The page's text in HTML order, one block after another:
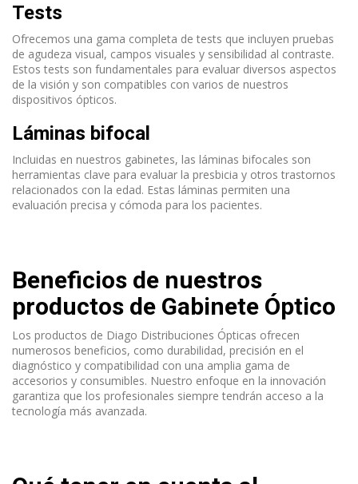
Tests
Ofrecemos una gama completa de tests que incluyen pruebas
de agudeza visual, campos visuales y sensibilidad al contraste.
Estos tests son fundamentales para evaluar diversos aspectos
de la visión y son compatibles con varios de nuestros
dispositivos ópticos.
Láminas bifocal
Incluidas en nuestros gabinetes, las láminas bifocales son
herramientas clave para evaluar la presbicia y otros trastornos
relacionados con la edad. Estas láminas permiten una
evaluación precisa y cómoda para los pacientes.
Beneficios de nuestros
productos de Gabinete Óptico
Los productos de Diago Distribuciones Ópticas ofrecen
numerosos beneficios, como durabilidad, precisión en el
diagnóstico y compatibilidad con una amplia gama de
accesorios y consumibles. Nuestro enfoque en la innovación
garantiza que los profesionales siempre tendrán acceso a la
tecnología más avanzada.